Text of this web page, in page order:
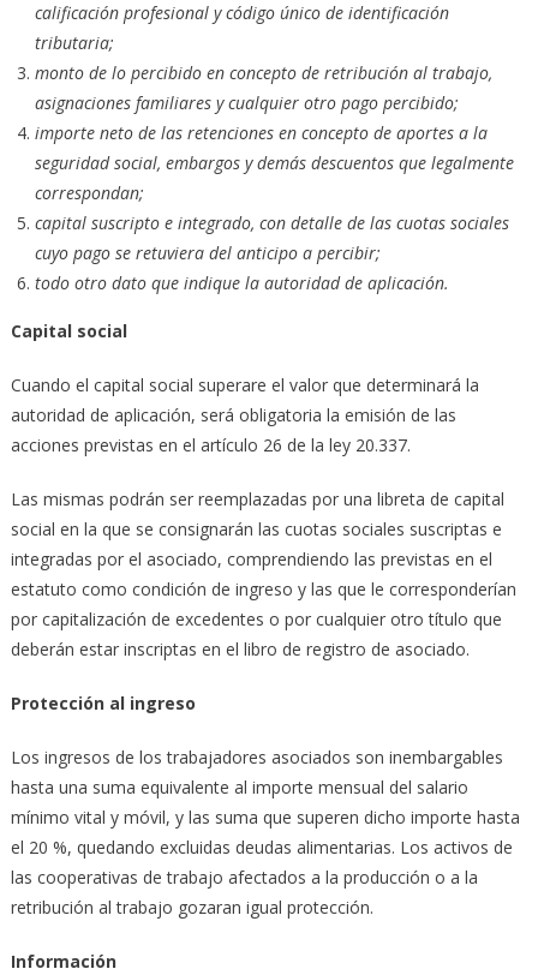
calificación profesional y código único de identificación
tributaria;
monto de lo percibido en concepto de retribución al trabajo,
asignaciones familiares y cualquier otro pago percibido;
importe neto de las retenciones en concepto de aportes a la
seguridad social, embargos y demás descuentos que legalmente
correspondan;
capital suscripto e integrado, con detalle de las cuotas sociales
cuyo pago se retuviera del anticipo a percibir;
todo otro dato que indique la autoridad de aplicación.
Capital social
Cuando el capital social superare el valor que determinará la
autoridad de aplicación, será obligatoria la emisión de las
acciones previstas en el artículo 26 de la ley 20.337.
Las mismas podrán ser reemplazadas por una libreta de capital
social en la que se consignarán las cuotas sociales suscriptas e
integradas por el asociado, comprendiendo las previstas en el
estatuto como condición de ingreso y las que le corresponderían
por capitalización de excedentes o por cualquier otro título que
deberán estar inscriptas en el libro de registro de asociado.
Protección al ingreso
Los ingresos de los trabajadores asociados son inembargables
hasta una suma equivalente al importe mensual del salario
mínimo vital y móvil, y las suma que superen dicho importe hasta
el 20 %, quedando excluidas deudas alimentarias. Los activos de
las cooperativas de trabajo afectados a la producción o a la
retribución al trabajo gozaran igual protección.
Información